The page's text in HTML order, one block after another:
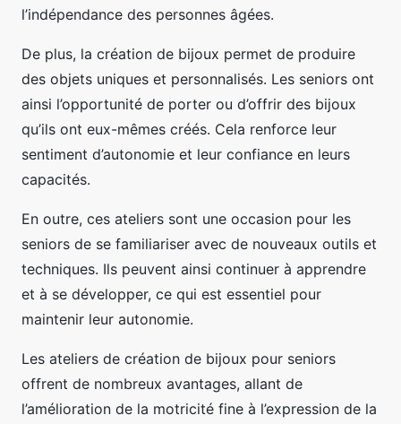
l’indépendance des personnes âgées.
De plus, la création de bijoux permet de produire
des objets uniques et personnalisés. Les seniors ont
ainsi l’opportunité de porter ou d’offrir des bijoux
qu’ils ont eux-mêmes créés. Cela renforce leur
sentiment d’autonomie et leur confiance en leurs
capacités.
En outre, ces ateliers sont une occasion pour les
seniors de se familiariser avec de nouveaux outils et
techniques. Ils peuvent ainsi continuer à apprendre
et à se développer, ce qui est essentiel pour
maintenir leur autonomie.
Les ateliers de création de bijoux pour seniors
offrent de nombreux avantages, allant de
l’amélioration de la motricité fine à l’expression de la